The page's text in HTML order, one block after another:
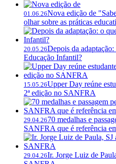
01.06.26Nova edição de
olhar sobre as práticas
20.05.26Depois da
Educação Infantil?
15.05.26Upper Day reúne
2ª edição no SANFRA
29.04.2670 medalhas e
SANFRA que é referência
29.04.26Ir. Jorge Luiz de